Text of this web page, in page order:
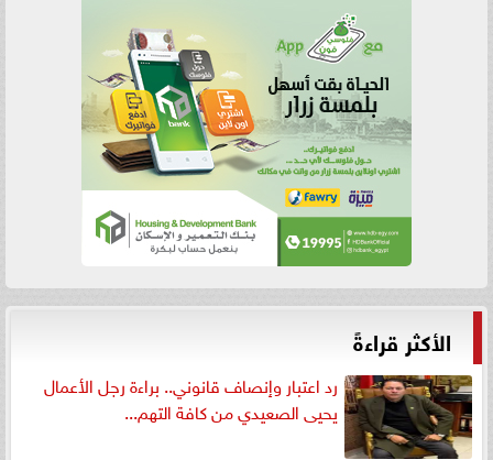
الأكثر قراءةً
رد اعتبار وإنصاف قانوني.. براءة رجل الأعمال
يحيى الصعيدي من كافة التهم...